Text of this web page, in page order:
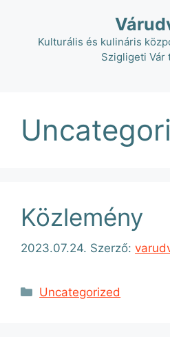
tartalombaKulturális és kulináris
Szigligeti Vár
Közlemény
2023.07.24. Szerző:
Kategória
Uncategorized